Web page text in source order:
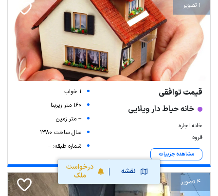
نقشه
درخواست
ملک
1 تصویر
قیمت توافقی
خانه حیاط دار ویلایی
خانه اجاره
قروه
مشاهده جزییات
1 خواب
160 متر زیربنا
-- متر زمین
سال ساخت 1380
شماره طبقه: --
4 تصویر